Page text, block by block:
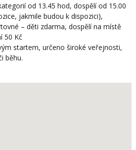
od 13.45 hod, dospělí od 15.00
jakmile budou k dispozici),
– děti zdarma, dospělí na místě
50 Kč
startem, určeno široké veřejnosti,
běhu.